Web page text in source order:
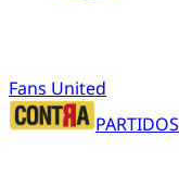
Fans United
PARTIDOS